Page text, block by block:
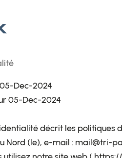
Dec-2024
05-Dec-2024
décrit les politiques
Nord (le), e-mail : mail@tri-